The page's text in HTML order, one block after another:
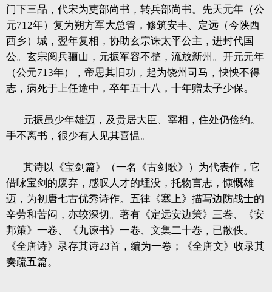
门下三品，代宋为吏部尚书，转兵部尚书。先天元年（公
元712年）复为朔方军大总管，修筑安丰、定远（今陕西
西乡）城，翌年复相，协助玄宗诛太平公主，进封代国
公。玄宗阅兵骊山，元振军容不整，流放新州。开元元年
（公元713年），帝思其旧功，起为饶州司马，怏怏不得
志，病死于上任途中，卒年五十八，十年赠太子少保。
元振虽少年雄迈，及贵居大臣、宰相，住处仍俭约。
手不离书，很少有人见其喜愠。
其诗以《宝剑篇》（一名《古剑歌》）为代表作，它
借咏宝剑的废弃，感叹人才的埋没，托物言志，慷慨雄
迈，为初唐七古优秀诗作。五律《塞上》描写边防战士的
辛劳和苦闷，亦较深切。著有《定远安边策》三卷、《安
邦策》一卷、《九谏书》一卷、文集二十卷，已散佚。
《全唐诗》录存其诗23首，编为一卷；《全唐文》收录其
奏疏五篇。